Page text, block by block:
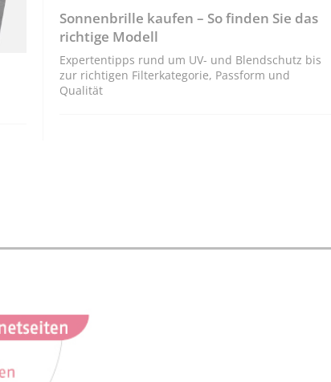
Sonnenbrille kaufen – So finden Sie das
richtige Modell
Expertentipps rund um UV- und Blendschutz bis
zur richtigen Filterkategorie, Passform und
Qualität